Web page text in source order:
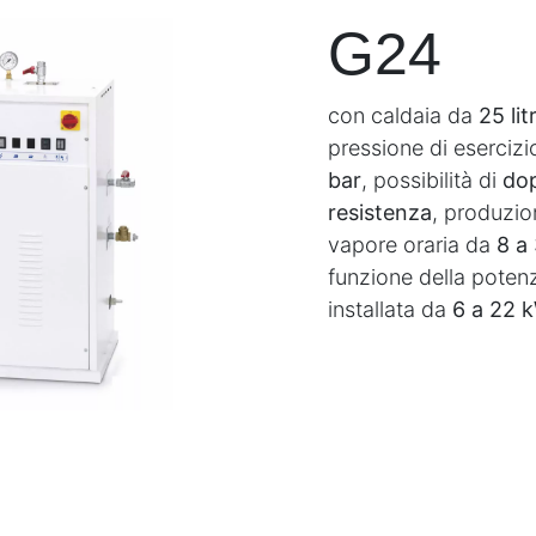
G24
con caldaia da 25
pressione di
bar, possibilità di
resistenza,
vapore oraria da 8 a
funzione della
installata da 6 a 22